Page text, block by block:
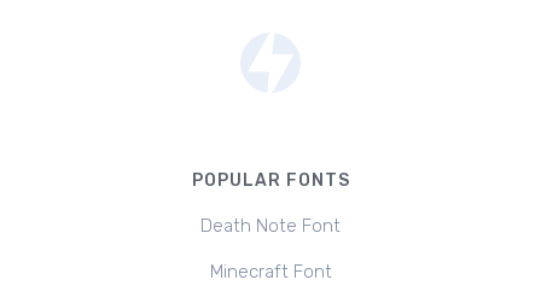
POPULAR FONTS
Death Note Font
Minecraft Font